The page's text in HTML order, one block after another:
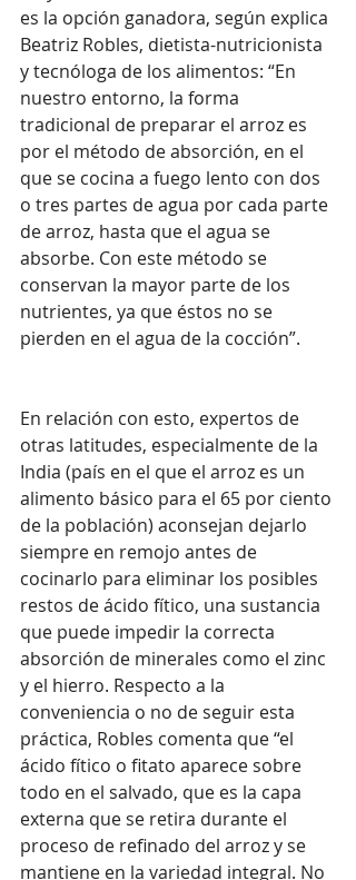
es la opción ganadora, según explica
Beatriz Robles, dietista-nutricionista
y tecnóloga de los alimentos: “En
nuestro entorno, la forma
tradicional de preparar el arroz es
por el método de absorción, en el
que se cocina a fuego lento con dos
o tres partes de agua por cada parte
de arroz, hasta que el agua se
absorbe. Con este método se
conservan la mayor parte de los
nutrientes, ya que éstos no se
pierden en el agua de la cocción”.
En relación con esto, expertos de
otras latitudes, especialmente de la
India (país en el que el arroz es un
alimento básico para el 65 por ciento
de la población) aconsejan dejarlo
siempre en remojo antes de
cocinarlo para eliminar los posibles
restos de ácido fítico, una sustancia
que puede impedir la correcta
absorción de minerales como el zinc
y el hierro. Respecto a la
conveniencia o no de seguir esta
práctica, Robles comenta que “el
ácido fítico o fitato aparece sobre
todo en el salvado, que es la capa
externa que se retira durante el
proceso de refinado del arroz y se
mantiene en la variedad integral. No